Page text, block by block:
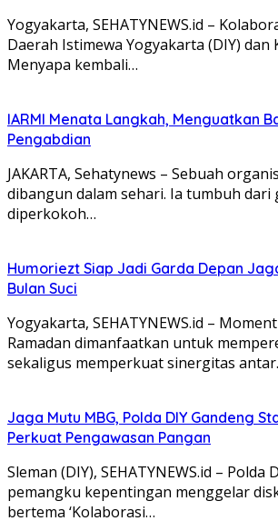
Yogyakarta, SEHATYNEWS.id –
Daerah Istimewa Yogyakarta (DIY) dan
Menyapa kembali…
IARMI Menata Langkah, Menguatkan
Pengabdian
JAKARTA, Sehatynews – Sebuah
dibangun dalam sehari. Ia tumbuh dari
diperkokoh…
Humoriezt Siap Jadi Garda Depan
Bulan Suci
Yogyakarta, SEHATYNEWS.id –
Ramadan dimanfaatkan untuk
sekaligus memperkuat sinergitas
Jaga Mutu MBG, Polda DIY Gandeng
Perkuat Pengawasan Pangan
Sleman (DIY), SEHATYNEWS.id – Polda
pemangku kepentingan menggelar
bertema ‘Kolaborasi…